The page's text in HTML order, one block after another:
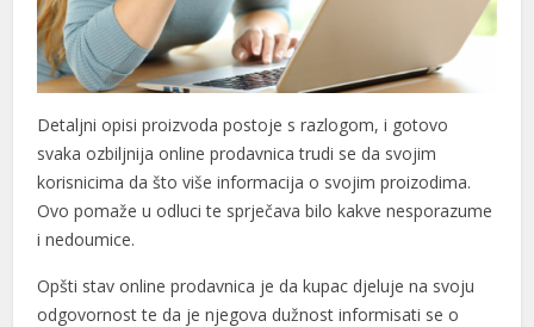
panel
panel
panel
panel
satın al
Panel
Detaljni opisi proizvoda postoje s razlogom, i gotovo
svaka ozbiljnija online prodavnica trudi se da svojim
korisnicima da što više informacija o svojim proizodima.
Ovo pomaže u odluci te sprječava bilo kakve nesporazume
i nedoumice.
Opšti stav online prodavnica je da kupac djeluje na svoju
odgovornost te da je njegova dužnost informisati se o